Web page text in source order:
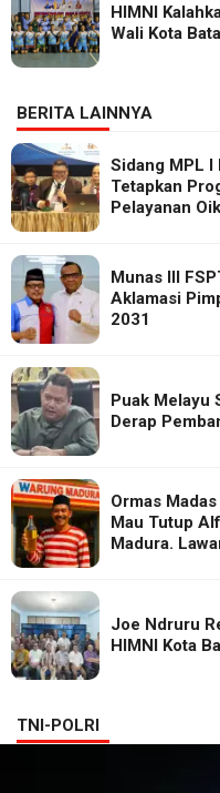
HIMNI
Wali Kota
BERITA LAINNYA
Sidang MPL I
Tetapkan
Pelayanan
Munas III
Aklamasi
2031
Puak Melayu
Derap
Ormas
Mau Tutup
Madura.
Joe Ndruru
HIMNI Kota
TNI-POLRI